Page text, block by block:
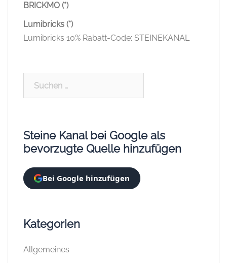
BRICKMO (*)
Lumibricks (*)
Lumibricks 10% Rabatt-Code: STEINEKANAL
Steine Kanal bei Google als
bevorzugte Quelle hinzufügen
Bei Google hinzufügen
Kategorien
Allgemeines